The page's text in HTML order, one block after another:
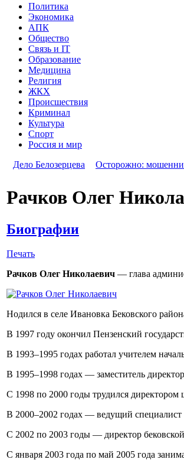
Политика
Экономика
АПК
Общество
Связь и IT
Образование
Медицина
Религия
ЖКХ
Происшествия
Криминал
Культура
Спорт
Россия и мир
Дело Белозерцева
Осторожно:
Рачков Олег
Биографии
Печать
Рачков Олег Николаевич — глава
Hодился в селе Ивановка Бековского
В 1997 году окончил Пензенский
В 1993–1995 годах работал учителем
В 1995–1998 годах — заместитель
С 1998 по 2000 годы трудился директором
В 2000–2002 годах — ведущий специалист
С 2002 по 2003 годы — директор
С января 2003 года по май 2005 года